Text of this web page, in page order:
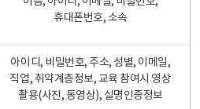
휴대폰번호, 소속
아이디, 비밀번호, 주소, 성별, 이메일,
직업, 취약계층정보, 교육 참여시 영상
촬용(사진, 동영상), 실명인증정보